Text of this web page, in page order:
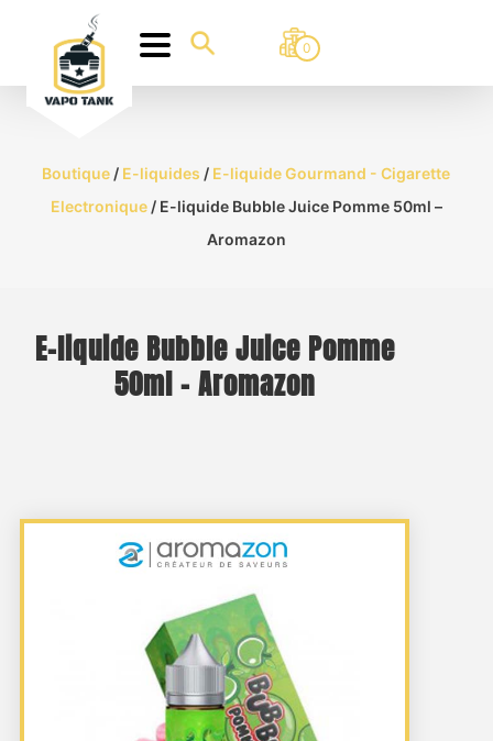
0
Boutique / E-liquides / E-liquide Gourmand - Cigarette
Electronique/ E-liquide Bubble Juice Pomme 50ml –
Aromazon
E-liquide Bubble Juice Pomme
50ml – Aromazon